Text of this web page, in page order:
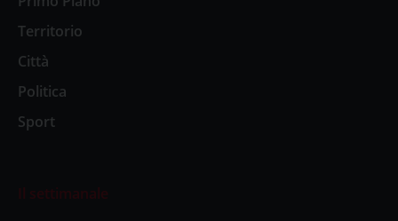
Territorio
Città
Politica
Sport
Il settimanale